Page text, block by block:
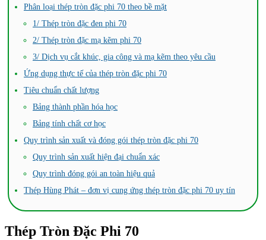
Phân loại thép tròn đặc phi 70 theo bề mặt
1/ Thép tròn đặc đen phi 70
2/ Thép tròn đặc mạ kẽm phi 70
3/ Dịch vụ cắt khúc, gia công và mạ kẽm theo yêu cầu
Ứng dụng thực tế của thép tròn đặc phi 70
Tiêu chuẩn chất lượng
Bảng thành phần hóa học
Bảng tính chất cơ học
Quy trình sản xuất và đóng gói thép tròn đặc phi 70
Quy trình sản xuất hiện đại chuẩn xác
Quy trình đóng gói an toàn hiệu quả
Thép Hùng Phát – đơn vị cung ứng thép tròn đặc phi 70 uy tín
Thép Tròn Đặc Phi 70